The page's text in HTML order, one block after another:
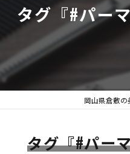
タグ『#パー
岡山県倉敷の
タグ『#パー